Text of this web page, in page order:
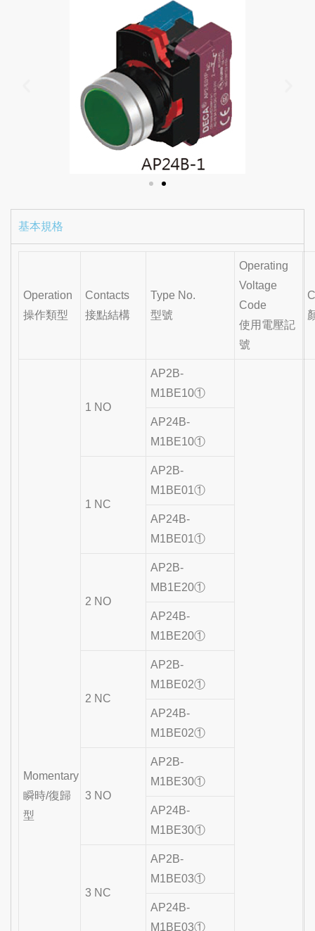
基本規格
Operation
操作類型
Contacts
接點結構
Type No.
型號
Operating
Voltage
Code
使用電壓記
號
Momentary
瞬時/復歸
型
1 NO
AP2B-
M1BE10①
AP24B-
M1BE10①
1 NC
AP2B-
M1BE01①
AP24B-
M1BE01①
2 NO
AP2B-
MB1E20①
AP24B-
M1BE20①
2 NC
AP2B-
M1BE02①
AP24B-
M1BE02①
3 NO
AP2B-
M1BE30①
AP24B-
M1BE30①
3 NC
AP2B-
M1BE03①
AP24B-
M1BE03①